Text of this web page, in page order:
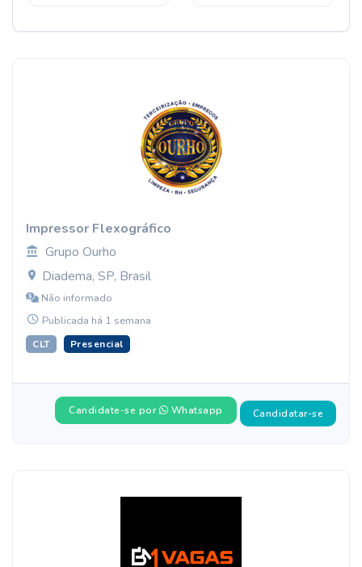
Impressor Flexográfico
Grupo Ourho
Diadema, SP, Brasil
Não informado
Publicada há 1 semana
CLT Presencial
Candidate-se por Whatsapp Candidatar-se